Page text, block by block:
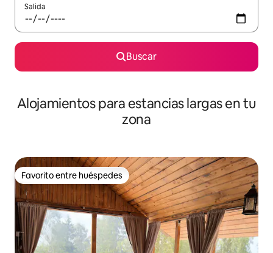
Salida
Buscar
Alojamientos para estancias largas en tu
zona
Favorito entre huéspedes
Favorito entre huéspedes